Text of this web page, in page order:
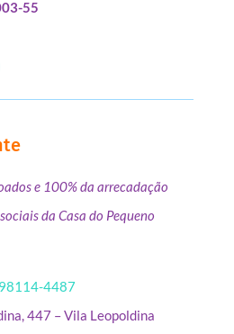
55
e 100% da arrecadação
da Casa do Pequeno
4487
447 – Vila Leopoldina